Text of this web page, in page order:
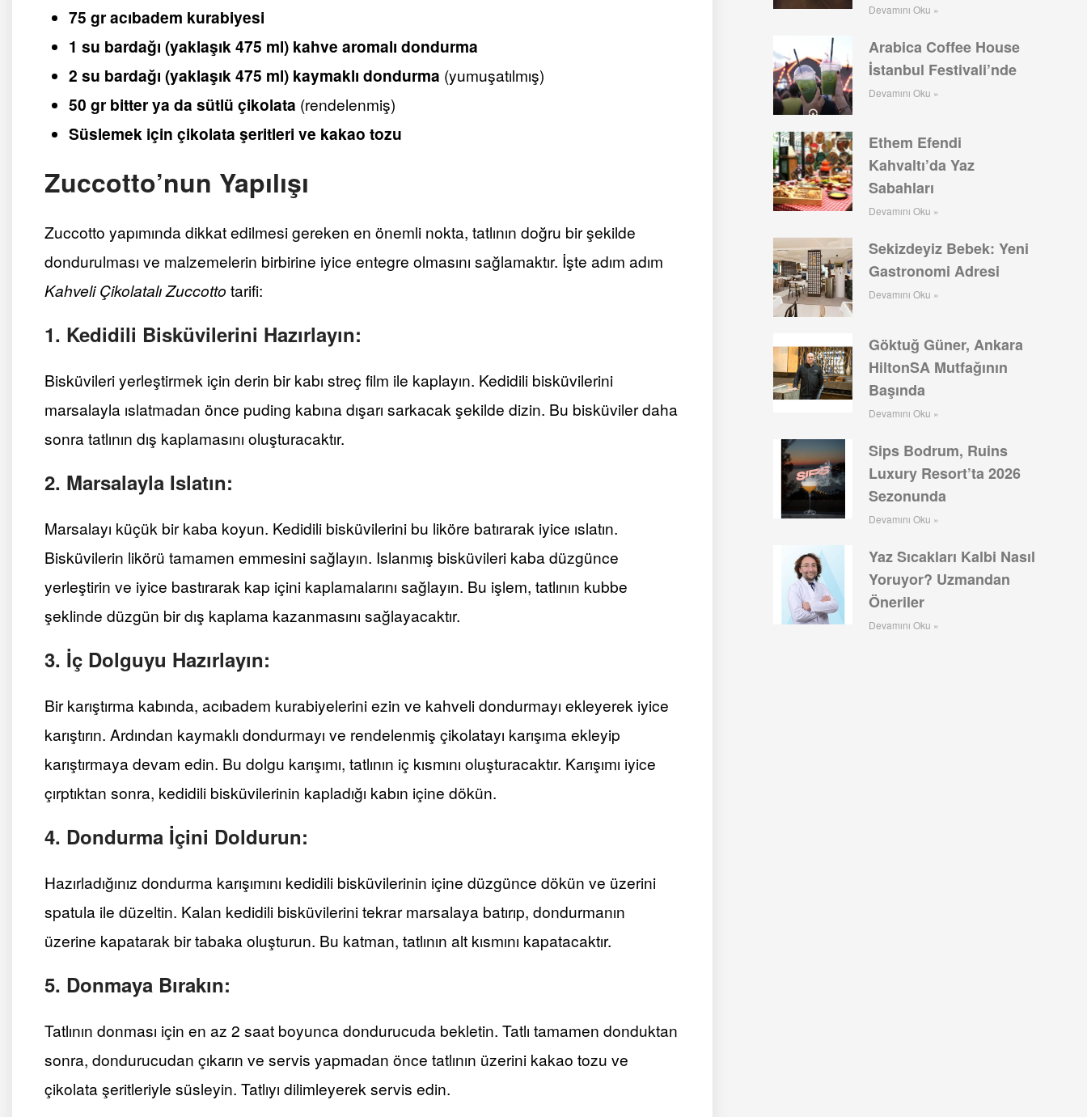
75 gr acıbadem kurabiyesi
1 su bardağı (yaklaşık 475 ml) kahve aromalı dondurma
2 su bardağı (yaklaşık 475 ml) kaymaklı dondurma (yumuşatılmış)
50 gr bitter ya da sütlü çikolata (rendelenmiş)
Süslemek için çikolata şeritleri ve kakao tozu
Zuccotto’nun Yapılışı
Zuccotto yapımında dikkat edilmesi gereken en önemli nokta, tatlının doğru bir şekilde
dondurulması ve malzemelerin birbirine iyice entegre olmasını sağlamaktır. İşte adım adım
Kahveli Çikolatalı Zuccotto tarifi:
1. Kedidili Bisküvilerini Hazırlayın:
Bisküvileri yerleştirmek için derin bir kabı streç film ile kaplayın. Kedidili bisküvilerini
marsalayla ıslatmadan önce puding kabına dışarı sarkacak şekilde dizin. Bu bisküviler daha
sonra tatlının dış kaplamasını oluşturacaktır.
2. Marsalayla Islatın:
Marsalayı küçük bir kaba koyun. Kedidili bisküvilerini bu liköre batırarak iyice ıslatın.
Bisküvilerin likörü tamamen emmesini sağlayın. Islanmış bisküvileri kaba düzgünce
yerleştirin ve iyice bastırarak kap içini kaplamalarını sağlayın. Bu işlem, tatlının kubbe
şeklinde düzgün bir dış kaplama kazanmasını sağlayacaktır.
3. İç Dolguyu Hazırlayın:
Bir karıştırma kabında, acıbadem kurabiyelerini ezin ve kahveli dondurmayı ekleyerek iyice
karıştırın. Ardından kaymaklı dondurmayı ve rendelenmiş çikolatayı karışıma ekleyip
karıştırmaya devam edin. Bu dolgu karışımı, tatlının iç kısmını oluşturacaktır. Karışımı iyice
çırptıktan sonra, kedidili bisküvilerinin kapladığı kabın içine dökün.
4. Dondurma İçini Doldurun:
Hazırladığınız dondurma karışımını kedidili bisküvilerinin içine düzgünce dökün ve üzerini
spatula ile düzeltin. Kalan kedidili bisküvilerini tekrar marsalaya batırıp, dondurmanın
üzerine kapatarak bir tabaka oluşturun. Bu katman, tatlının alt kısmını kapatacaktır.
5. Donmaya Bırakın:
Tatlının donması için en az 2 saat boyunca dondurucuda bekletin. Tatlı tamamen donduktan
sonra, dondurucudan çıkarın ve servis yapmadan önce tatlının üzerini kakao tozu ve
çikolata şeritleriyle süsleyin. Tatlıyı dilimleyerek servis edin.
Devamını Oku »
Arabica Coffee House
İstanbul Festivali’nde
Devamını Oku »
Ethem Efendi
Kahvaltı’da Yaz
Sabahları
Devamını Oku »
Sekizdeyiz Bebek: Yeni
Gastronomi Adresi
Devamını Oku »
Göktuğ Güner, Ankara
HiltonSA Mutfağının
Başında
Devamını Oku »
Sips Bodrum, Ruins
Luxury Resort’ta 2026
Sezonunda
Devamını Oku »
Yaz Sıcakları Kalbi Nasıl
Yoruyor? Uzmandan
Öneriler
Devamını Oku »